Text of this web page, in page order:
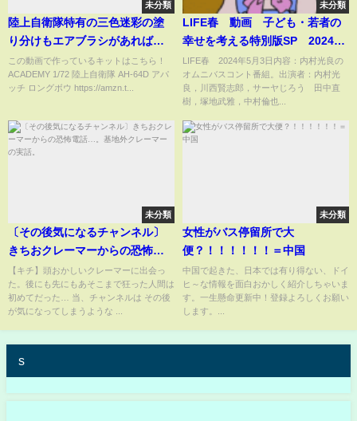
未分類
陸上自衛隊特有の三色迷彩の塗
り分けもエアブラシがあれば余
裕！…のはずだった ACADEMY
1/72 陸上自衛隊 AH-64D アパッ
この動画で作っているキットはこちら！
ACADEMY 1/72 陸上自衛隊 AH-64D アパ
ッチ ロングボウ https://amzn.t...
未分類
LIFE春 動画 子ども・若者の
幸せを考える特別版SP 2024年
5月3日
LIFE春 2024年5月3日内容：内村光良の
オムニバスコント番組。出演者：内村光
良，川西賢志郎，サーヤじろう 田中直
樹，塚地武雅，中村倫也...
未分類
〔その後気になるチャンネル〕
きちおクレーマーからの恐怖電
話…。基地外クレーマーの実
話。
【キチ】頭おかしいクレーマーに出会っ
た。後にも先にもあそこまで狂った人間は
初めてだった… 当、チャンネルは その後
が気になってしまうような ...
未分類
女性がバス停留所で大
便？！！！！！！＝中国
中国で起きた、日本では有り得ない、ドイ
ヒ～な情報を面白おかしく紹介しちゃいま
す。一生懸命更新中！登録よろしくお願い
します。...
s